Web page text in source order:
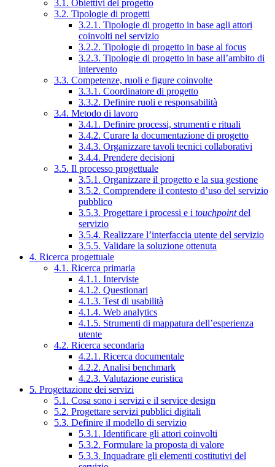
3.1. Obiettivi del progetto
3.2. Tipologie di progetti
3.2.1. Tipologie di progetto in base agli attori
coinvolti nel servizio
3.2.2. Tipologie di progetto in base al focus
3.2.3. Tipologie di progetto in base all’ambito di
intervento
3.3. Competenze, ruoli e figure coinvolte
3.3.1. Coordinatore di progetto
3.3.2. Definire ruoli e responsabilità
3.4. Metodo di lavoro
3.4.1. Definire processi, strumenti e rituali
3.4.2. Curare la documentazione di progetto
3.4.3. Organizzare tavoli tecnici collaborativi
3.4.4. Prendere decisioni
3.5. Il processo progettuale
3.5.1. Organizzare il progetto e la sua gestione
3.5.2. Comprendere il contesto d’uso del servizio
pubblico
3.5.3. Progettare i processi e i touchpointdel
servizio
3.5.4. Realizzare l’interfaccia utente del servizio
3.5.5. Validare la soluzione ottenuta
4. Ricerca progettuale
4.1. Ricerca primaria
4.1.1. Interviste
4.1.2. Questionari
4.1.3. Test di usabilità
4.1.4. Web analytics
4.1.5. Strumenti di mappatura dell’esperienza
utente
4.2. Ricerca secondaria
4.2.1. Ricerca documentale
4.2.2. Analisi benchmark
4.2.3. Valutazione euristica
5. Progettazione dei servizi
5.1. Cosa sono i servizi e il service design
5.2. Progettare servizi pubblici digitali
5.3. Definire il modello di servizio
5.3.1. Identificare gli attori coinvolti
5.3.2. Formulare la proposta di valore
5.3.3. Inquadrare gli elementi costitutivi del